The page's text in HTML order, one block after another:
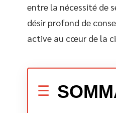
entre la nécessité de
désir profond de
active au cœur de la